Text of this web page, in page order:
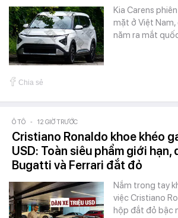
Kia Carens
mặt ở Việt
năm ra mắt
Chia sẻ
Ô TÔ - 12 GIỜ TRƯỚC
Cristiano Ronaldo khoe khéo
USD: Toàn siêu phẩm giới hạn,
Bugatti và Ferrari đắt đỏ
Nắm trong tay
việc Cristiano
hộp đắt đỏ bậc